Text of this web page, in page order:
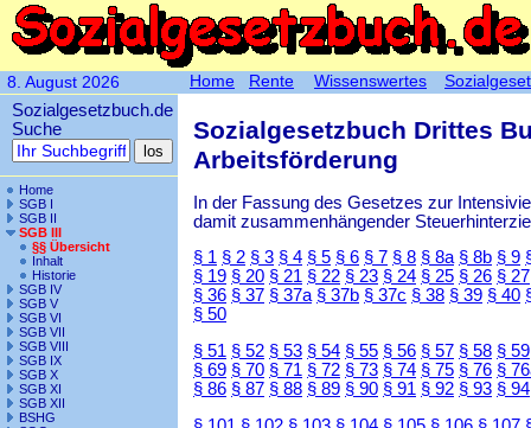
8. August 2026
Sozialgesetzbuch.de
Suche
Home
SGB I
SGB II
SGB III
§§ Übersicht
Inhalt
Historie
SGB IV
SGB V
SGB VI
SGB VII
SGB VIII
SGB IX
SGB X
SGB XI
SGB XII
BSHG
Sozialgesetzbuch Drittes
Arbeitsförderung
In der Fassung des Gesetzes zur
damit zusammenhängender
§ 1 § 2 § 3 § 4 § 5 § 6 § 7 § 8 § 8a § 8b § 9
§ 19 § 20 § 21 § 22 § 23 § 24 § 25 § 26 § 27
§ 36 § 37 § 37a § 37b § 37c § 38 § 39 § 40
§ 50
§ 51 § 52 § 53 § 54 § 55 § 56 § 57 § 58 § 59
§ 69 § 70 § 71 § 72 § 73 § 74 § 75 § 76 §
§ 86 § 87 § 88 § 89 § 90 § 91 § 92 § 93 § 94
Home Rente Wissenswertes